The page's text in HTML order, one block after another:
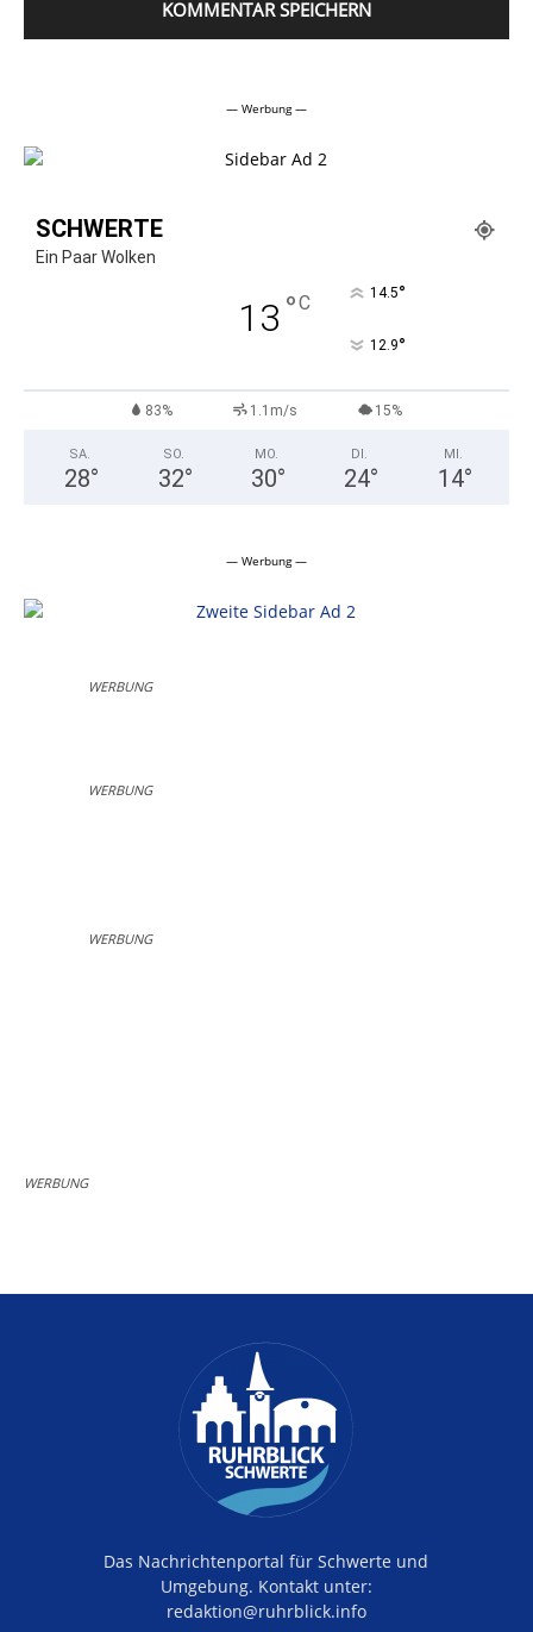
— Werbung —
SCHWERTE
Ein Paar Wolken
13 °C 14.5°
12.9°
83% 1.1m/s 15%
SA.
28°
SO.
32°
MO.
30°
DI.
24°
MI.
14°
— Werbung —
WERBUNG
WERBUNG
WERBUNG
WERBUNG
Das Nachrichtenportal für Schwerte und
Umgebung. Kontakt unter:
redaktion@ruhrblick.info